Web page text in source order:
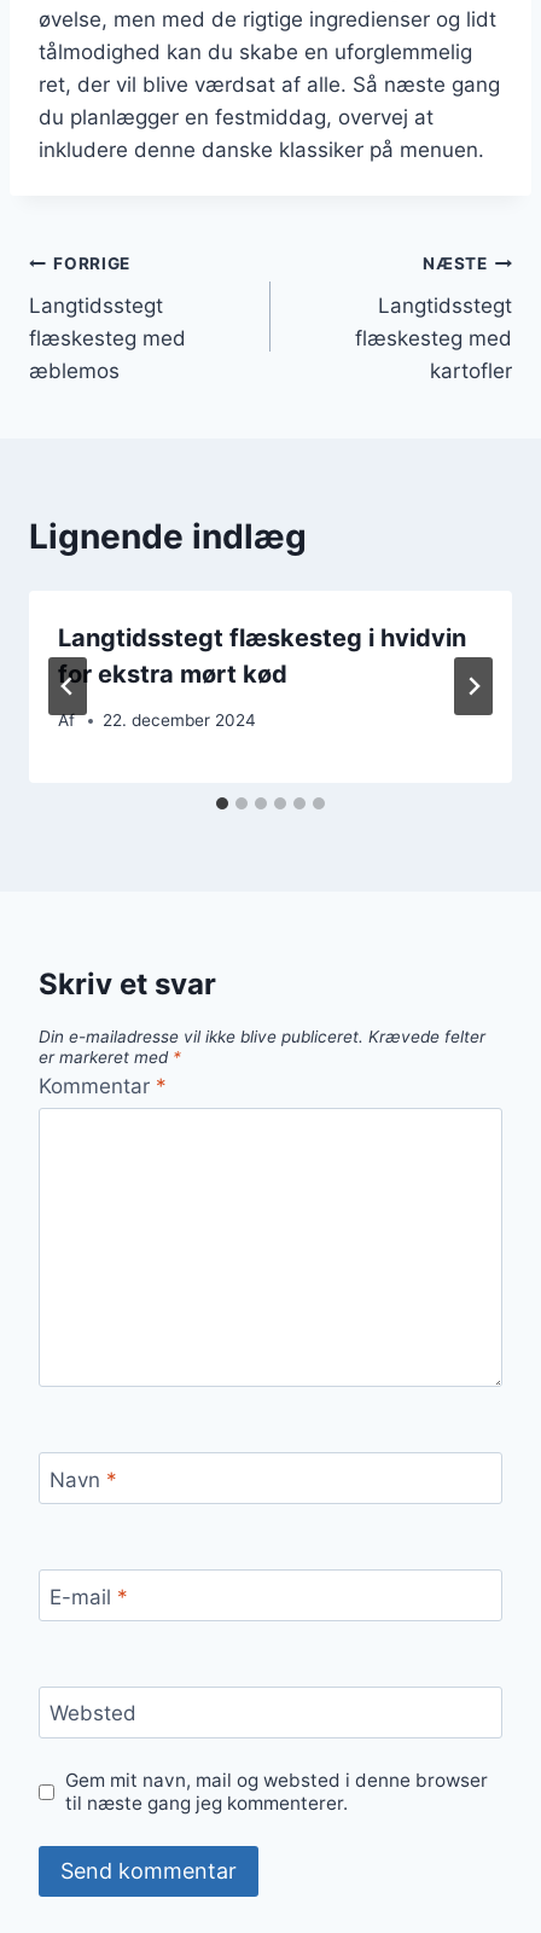
øvelse, men med de rigtige ingredienser og lidt
tålmodighed kan du skabe en uforglemmelig
ret, der vil blive værdsat af alle. Så næste gang
du planlægger en festmiddag, overvej at
inkludere denne danske klassiker på menuen.
Indlægsnavigation
FORRIGE
Langtidsstegt
flæskesteg med
æblemos
NÆSTE
Langtidsstegt
flæskesteg med
kartofler
Lignende indlæg
Langtidsstegt flæskesteg i hvidvin
for ekstra mørt kød
Af 22. december 2024
Skriv et svar
Din e-mailadresse vil ikke blive publiceret. Krævede felter
er markeret med *
Kommentar *
Navn *
E-mail *
Websted
Gem mit navn, mail og websted i denne browser
til næste gang jeg kommenterer.